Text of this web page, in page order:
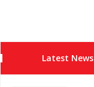
Latest News